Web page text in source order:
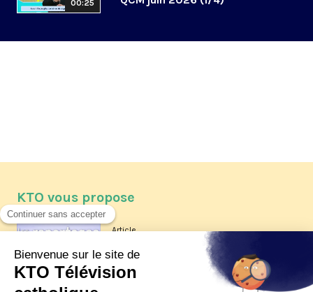
00:25
KTO vous propose
Article
Les reportages d'été 2026 de KTO